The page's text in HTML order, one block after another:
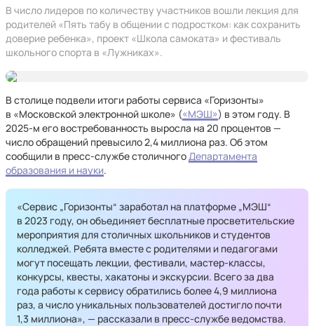
В число лидеров по количеству участников вошли лекция для
родителей «Пять табу в общении с подростком: как сохранить
доверие ребенка», проект «Школа самоката» и фестиваль
школьного спорта в «Лужниках».
В столице подвели итоги работы сервиса «Горизонты»
в «Московской электронной школе» («МЭШ») в этом году. В
2025-м его востребованность выросла на 20 процентов —
число обращений превысило 2,4 миллиона раз. Об этом
сообщили в пресс-службе столичногоДепартамента
образования и науки.
«Сервис „Горизонты“ заработал на платформе „МЭШ“
в 2023 году, он объединяет бесплатные просветительские
мероприятия для столичных школьников и студентов
колледжей. Ребята вместе с родителями и педагогами
могут посещать лекции, фестивали, мастер-классы,
конкурсы, квесты, хакатоны и экскурсии. Всего за два
года работы к сервису обратились более 4,9 миллиона
раз, а число уникальных пользователей достигло почти
1,3 миллиона», — рассказали в пресс-службе ведомства.